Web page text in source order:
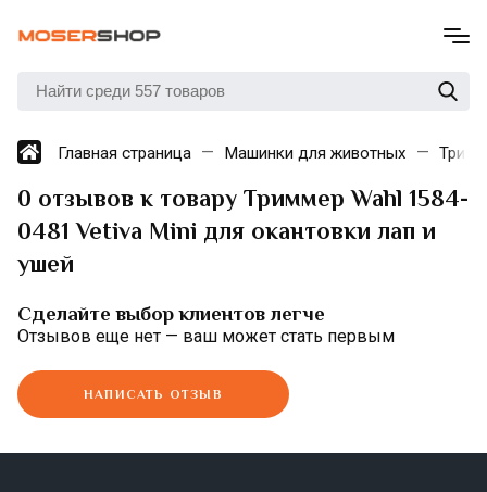
Главная страница Машинки для животных
0 отзывов к товару Триммер Wahl 1584-
0481 Vetiva Mini для окантовки лап и
ушей
Сделайте выбор клиентов легче
Отзывов еще нет — ваш может стать первым
НАПИСАТЬ ОТЗЫВ